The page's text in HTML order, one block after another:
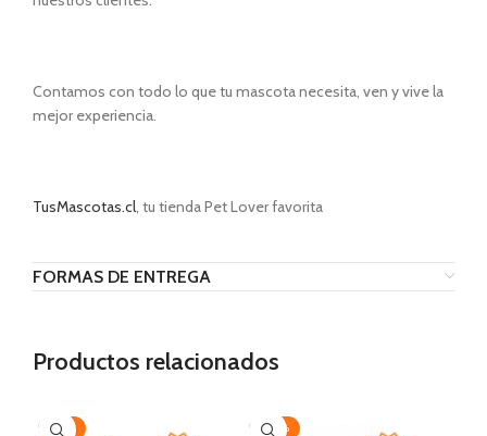
Contamos con todo lo que tu mascota necesita, ven y vive la
mejor experiencia.
TusMascotas.cl, tu tienda Pet Lover favorita
FORMAS DE ENTREGA
Productos relacionados
-25%
-30%